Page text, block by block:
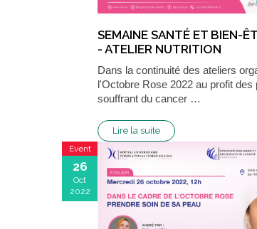
SEMAINE SANTÉ ET BIEN-
- ATELIER NUTRITION
Dans la continuité des ateliers
l'Octobre Rose 2022 au profit des
souffrant du cancer …
Lire la suite
Event
26
Oct
2022